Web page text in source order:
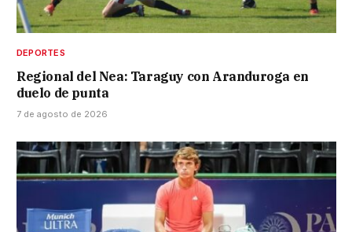
DEPORTES
Regional del Nea: Taraguy con Aranduroga en
duelo de punta
7 de agosto de 2026